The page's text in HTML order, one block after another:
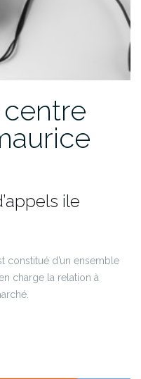
ile
constitué d’un ensemble
charge la relation à